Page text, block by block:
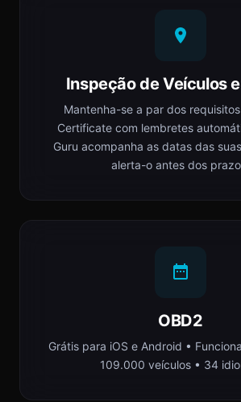
Inspeção de Veículos
Mantenha-se a par dos
Certificate com lembretes
Guru acompanha as datas das
alerta-o antes dos
OBD2
Grátis para iOS e Android •
109.000 veículos • 34